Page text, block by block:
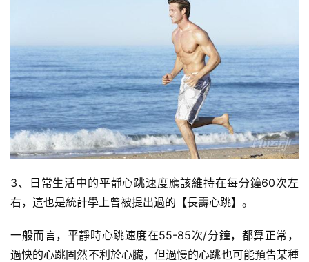
3、日常生活中的平靜心跳速度應該維持在每分鐘60次左
右，這也是統計學上曾被提出過的【長壽心跳】。
一般而言，平靜時心跳速度在55-85次/分鐘，都算正常，
過快的心跳固然不利於心臟，但過慢的心跳也可能預告某種